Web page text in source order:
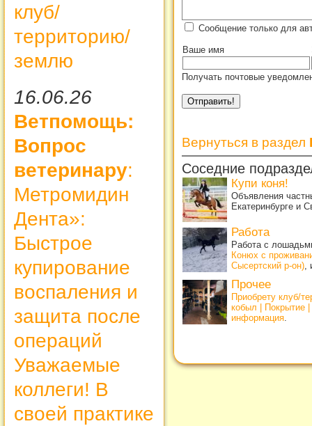
клуб/
территорию/
землю
16.06.26
Ветпомощь:
Вопрос
ветеринару:
Метромидин
Дента»:
Быстрое
купирование
воспаления и
защита после
операций
Уважаемые
коллеги! В
своей практике
Сообщение только для
Ваше имя
Получать почтовые
Вернуться в раздел
Соседние
Купи коня!
Объявления
Екатеринбурге и
Работа
Работа с
Конюх с
Сысертский р-он),
Прочее
Приобрету клуб/
кобыл | Покрытие
информация.